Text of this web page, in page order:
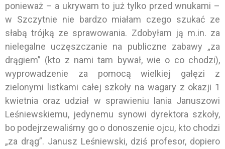
ponieważ – a ukrywam to już tylko przed wnukami –
w Szczytnie nie bardzo miałam czego szukać ze
słabą trójką ze sprawowania. Zdobyłam ją m.in. za
nielegalne uczęszczanie na publiczne zabawy „za
drągiem” (kto z nami tam bywał, wie o co chodzi),
wyprowadzenie za pomocą wielkiej gałęzi z
zielonymi listkami całej szkoły na wagary z okazji 1
kwietnia oraz udział w sprawieniu lania Januszowi
Leśniewskiemu, jedynemu synowi dyrektora szkoły,
bo podejrzewaliśmy go o donoszenie ojcu, kto chodzi
„za drąg”. Janusz Leśniewski, dziś profesor, dopiero